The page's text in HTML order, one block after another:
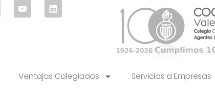
Ventajas Colegiados Servicios a Empresas